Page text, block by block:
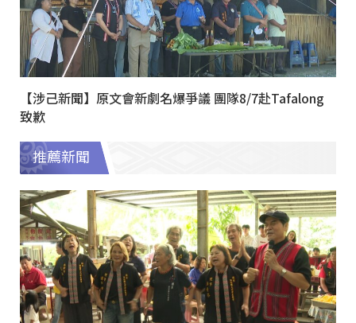
【涉己新聞】原文會新劇名爆爭議 團隊8/7赴Tafalong
致歉
推薦新聞